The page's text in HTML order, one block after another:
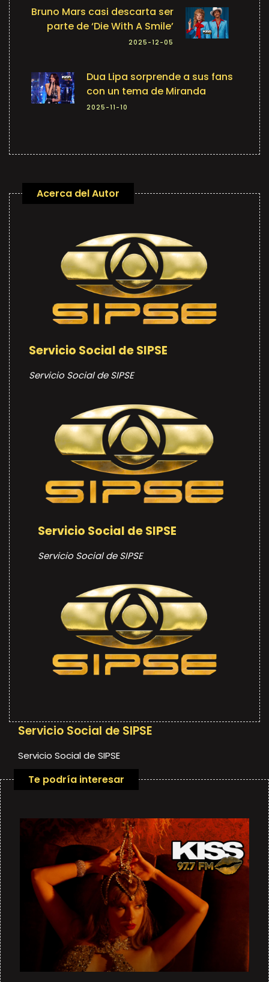
Bruno Mars casi descarta ser
parte de ‘Die With A Smile’
2025-12-05
Dua Lipa sorprende a sus fans
con un tema de Miranda
2025-11-10
Acerca del Autor
Servicio Social de SIPSE
Servicio Social de SIPSE
Servicio Social de SIPSE
Servicio Social de SIPSE
Servicio Social de SIPSE
Servicio Social de SIPSE
Te podría interesar